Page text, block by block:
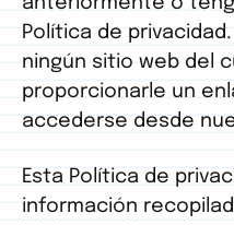
Política de
ningún sitio web del
proporcionarle un
accederse desde
Esta Política de
información